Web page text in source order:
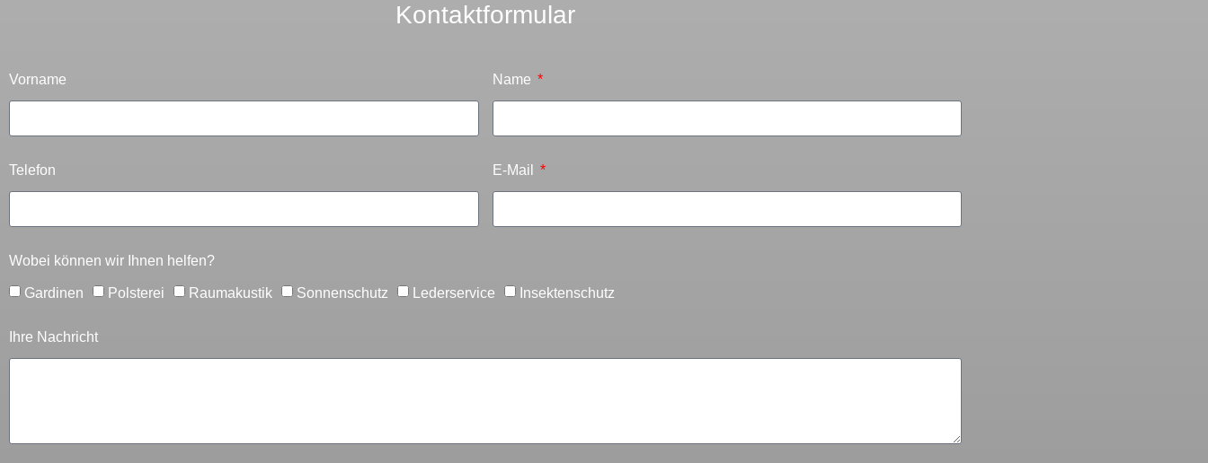
Kontaktformular
Vorname Name
Telefon E-Mail
Wobei können wir Ihnen helfen?
Gardinen Polsterei Raumakustik Sonnenschutz Lederservice Insektenschutz
Ihre Nachricht